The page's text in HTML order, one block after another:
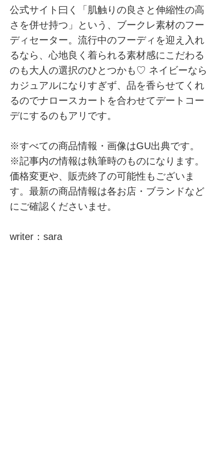
公式サイト曰く「肌触りの良さと伸縮性の高
さを併せ持つ」という、ブークレ素材のフー
ディセーター。流行中のフーディを迎え入れ
るなら、心地良く着られる素材感にこだわる
のも大人の選択のひとつかも♡ ネイビーなら
カジュアルになりすぎず、品を香らせてくれ
るのでナロースカートを合わせてデートコー
デにするのもアリです。
※すべての商品情報・画像はGU出典です。
※記事内の情報は執筆時のものになります。
価格変更や、販売終了の可能性もございま
す。最新の商品情報は各お店・ブランドなど
にご確認くださいませ。
writer：sara